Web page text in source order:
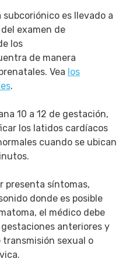
es llevado a
examen de
los
de manera
Vea los
.
10 a 12 de gestación,
los latidos cardíacos
cuando se ubican
presenta síntomas,
donde es posible
el médico debe
anteriores y
sexual o